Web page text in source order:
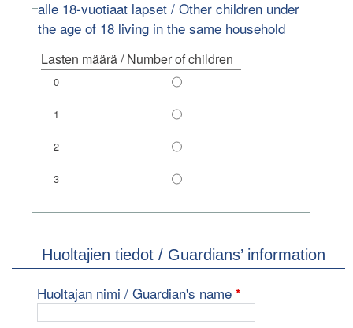
alle 18-vuotiaat lapset / Other children under
the age of 18 living in the same household
0 1 2 3
Lasten määrä / Number of children
Huoltajien tiedot / Guardians’ information
Huoltajan nimi / Guardian's name *